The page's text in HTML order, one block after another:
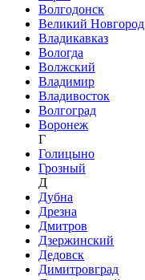
Волгодонск
Великий Новгород
Владикавказ
Вологда
Волжский
Владимир
Владивосток
Волгоград
Воронеж
Г
Голицыно
Грозный
Д
Дубна
Дрезна
Дмитров
Дзержинский
Дедовск
Димитровград